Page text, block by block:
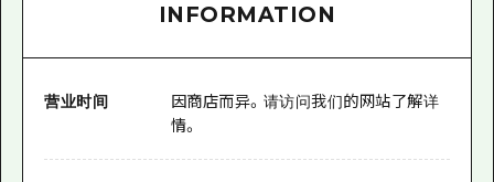
INFORMATION
营业时间
因商店而异。请访问我们的网站了解详
情。